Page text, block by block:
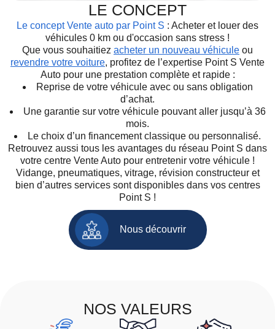
LE CONCEPT
Le concept Vente auto par Point S : Acheter et louer des
véhicules 0 km ou d'occasion sans stress !
Que vous souhaitiez acheter un nouveau véhicule ou
revendre votre voiture, profitez de l’expertise Point S Vente
Auto pour une prestation complète et rapide :
Reprise de votre véhicule avec ou sans obligation
d’achat.
Une garantie sur votre véhicule pouvant aller jusqu’à 36
mois.
Le choix d’un financement classique ou personnalisé.
Retrouvez aussi tous les avantages du réseau Point S dans
votre centre Vente Auto pour entretenir votre véhicule !
Vidange, pneumatiques, vitrage, révision constructeur et
bien d’autres services sont disponibles dans vos centres
Point S !
Nous découvrir
NOS VALEURS